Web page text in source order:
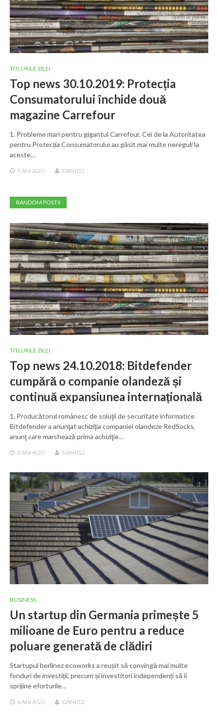
TITLURILE ZILEI
Top news 30.10.2019: Protecția
Consumatorului închide două
magazine Carrefour
1. Probleme mari pentru gigantul Carrefour. Cei de la Autoritatea
pentru Protecția Consumatorului au găsit mai multe nereguli la
aceste…
7 ANI AGO DAN012
RANDOM POSTS
TITLURILE ZILEI
Top news 24.10.2018: Bitdefender
cumpără o companie olandeză și
continuă expansiunea internațională
1. Producătorul românesc de soluţii de securitate informatice
Bitdefender a anunţat achiziţia companiei olandeze RedSocks,
anunţ care marchează prima achiziţie…
8 ANI AGO DAN012
BUSINESS
Un startup din Germania primește 5
milioane de Euro pentru a reduce
poluare generată de clădiri
Startupul berlinez ecoworks a reușit să convingă mai multe
fonduri de investiții, precum și investitori independenți să îi
sprijine eforturile…
6 ANI AGO DAN012